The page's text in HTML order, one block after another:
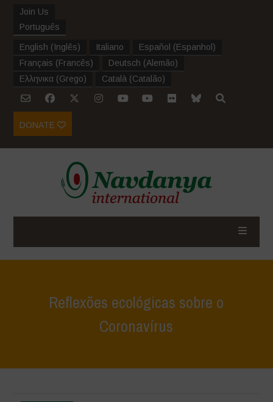
Join Us
Português
English (Inglês) Italiano Español (Espanhol )
Français (Francês) Deutsch (Alemão)
Ελληνικα (Grego) Català (Catalão)
DONATE
Reflexões ecológicas sobre o
Coronavírus